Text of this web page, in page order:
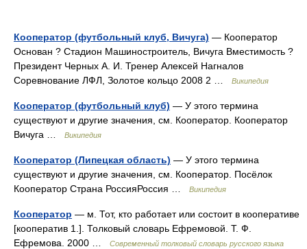
Кооператор (футбольный клуб, Вичуга) — Кооператор
Основан ? Стадион Машиностроитель, Вичуга Вместимость ?
Президент Черных А. И. Тренер Алексей Нагналов
Соревнование ЛФЛ, Золотое кольцо 2008 2 …
Википедия
Кооператор (футбольный клуб) — У этого термина
существуют и другие значения, см. Кооператор. Кооператор
Вичуга …
Википедия
Кооператор (Липецкая область) — У этого термина
существуют и другие значения, см. Кооператор. Посёлок
Кооператор Страна РоссияРоссия …
Википедия
Кооператор — м. Тот, кто работает или состоит в кооперативе
[кооператив 1.]. Толковый словарь Ефремовой. Т. Ф.
Ефремова. 2000 …
Современный толковый словарь русского языка